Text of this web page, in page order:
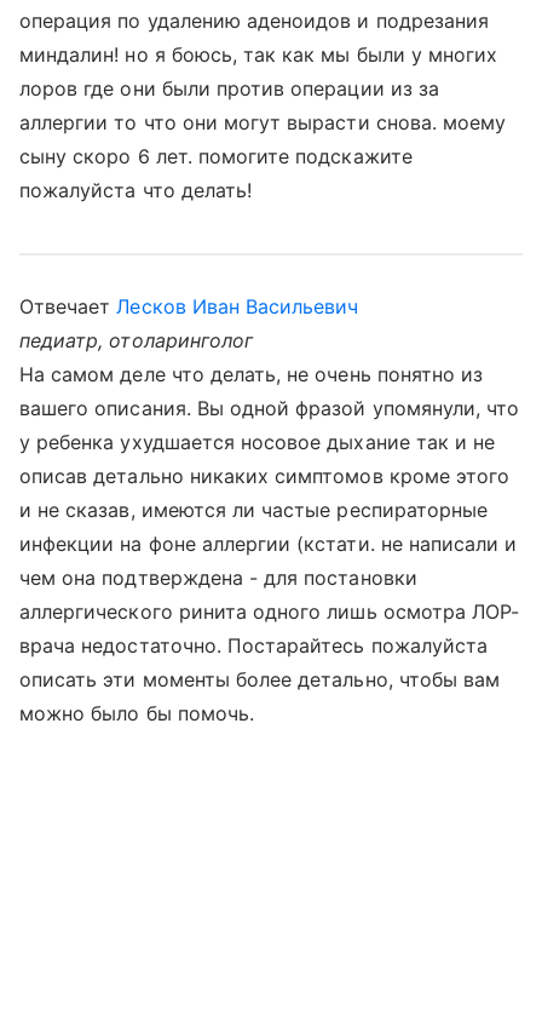
операция по удалению аденоидов и подрезания
миндалин! но я боюсь, так как мы были у многих
лоров где они были против операции из за
аллергии то что они могут вырасти снова. моему
сыну скоро 6 лет. помогите подскажите
пожалуйста что делать!
ОтвечаетЛесков Иван Васильевич
педиатр, отоларинголог
На самом деле что делать, не очень понятно из
вашего описания. Вы одной фразой упомянули, что
у ребенка ухудшается носовое дыхание так и не
описав детально никаких симптомов кроме этого
и не сказав, имеются ли частые респираторные
инфекции на фоне аллергии (кстати. не написали и
чем она подтверждена - для постановки
аллергического ринита одного лишь осмотра ЛОР-
врача недостаточно. Постарайтесь пожалуйста
описать эти моменты более детально, чтобы вам
можно было бы помочь.